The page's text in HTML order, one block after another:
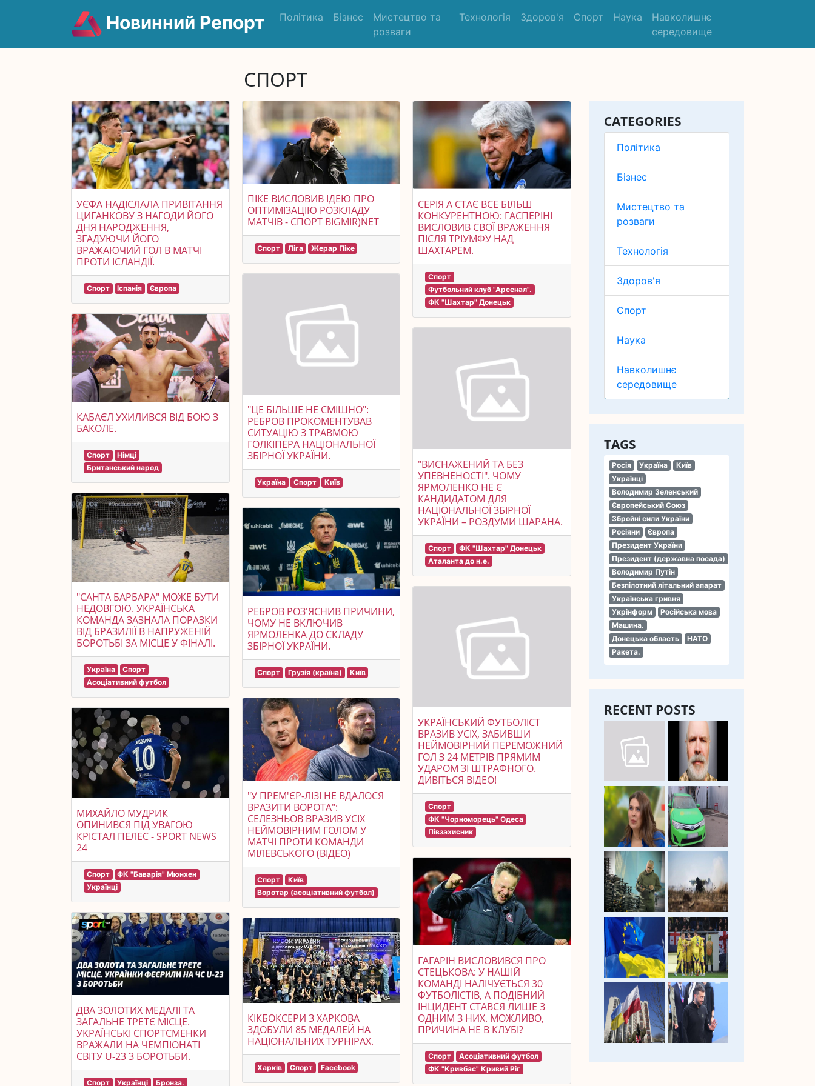
Новинний Репорт Політика Бізнес
Мистецтво та
розваги
Технологія Здоров'я Спорт Наука
Навколишнє
середовище
СПОРТ
CATEGORIES
Політика
Бізнес
Мистецтво та
розваги
Технологія
Здоров'я
Спорт
Наука
Навколишнє
середовище
TAGS
Росія Україна
Київ
Українці
Володимир Зеленський
Європейський Союз
Збройні сили України
Росіяни
Європа
Президент України
Президент (державна посада)
Володимир Путін
Безпілотний літальний апарат
Українська гривня
Укрінформ
Російська мова
Машина.
Донецька область
НАТО
Ракета.
RECENT POSTS
УЄФА НАДІСЛАЛА ПРИВІТАННЯ
ЦИГАНКОВУ З НАГОДИ ЙОГО
ДНЯ НАРОДЖЕННЯ,
ЗГАДУЮЧИ ЙОГО
ВРАЖАЮЧИЙ ГОЛ В МАТЧІ
ПРОТИ ІСЛАНДІЇ.
Спорт Іспанія Європа
КАБАЄЛ УХИЛИВСЯ ВІД БОЮ З
БАКОЛЕ.
Спорт
Німці
Британський народ
"САНТА БАРБАРА" МОЖЕ БУТИ
НЕДОВГОЮ. УКРАЇНСЬКА
КОМАНДА ЗАЗНАЛА ПОРАЗКИ
ВІД БРАЗИЛІЇ В НАПРУЖЕНІЙ
БОРОТЬБІ ЗА МІСЦЕ У ФІНАЛІ.
Україна
Спорт
Асоціативний футбол
МИХАЙЛО МУДРИК
ОПИНИВСЯ ПІД УВАГОЮ
КРІСТАЛ ПЕЛЕС - SPORT NEWS
24
Спорт
ФК "Баварія" Мюнхен
Українці
ДВА ЗОЛОТИХ МЕДАЛІ ТА
ЗАГАЛЬНЕ ТРЕТЄ МІСЦЕ.
УКРАЇНСЬКІ СПОРТСМЕНКИ
ВРАЖАЛИ НА ЧЕМПІОНАТІ
СВІТУ U-23 З БОРОТЬБИ.
Спорт Українці Бронза.
ПІКЕ ВИСЛОВИВ ІДЕЮ ПРО
ОПТИМІЗАЦІЮ РОЗКЛАДУ
МАТЧІВ - СПОРТ BIGMIR)NET
Спорт Ліга Жерар Піке
"ЦЕ БІЛЬШЕ НЕ СМІШНО":
РЕБРОВ ПРОКОМЕНТУВАВ
СИТУАЦІЮ З ТРАВМОЮ
ГОЛКІПЕРА НАЦІОНАЛЬНОЇ
ЗБІРНОЇ УКРАЇНИ.
Україна Спорт Київ
РЕБРОВ РОЗ'ЯСНИВ ПРИЧИНИ,
ЧОМУ НЕ ВКЛЮЧИВ
ЯРМОЛЕНКА ДО СКЛАДУ
ЗБІРНОЇ УКРАЇНИ.
Спорт Грузія (країна) Київ
"У ПРЕМ'ЄР-ЛІЗІ НЕ ВДАЛОСЯ
ВРАЗИТИ ВОРОТА":
СЕЛЕЗНЬОВ ВРАЗИВ УСІХ
НЕЙМОВІРНИМ ГОЛОМ У
МАТЧІ ПРОТИ КОМАНДИ
МІЛЕВСЬКОГО (ВІДЕО)
Спорт
Київ
Воротар (асоціативний футбол)
КІКБОКСЕРИ З ХАРКОВА
ЗДОБУЛИ 85 МЕДАЛЕЙ НА
НАЦІОНАЛЬНИХ ТУРНІРАХ.
Харків Спорт Facebook
СЕРІЯ А СТАЄ ВСЕ БІЛЬШ
КОНКУРЕНТНОЮ: ГАСПЕРІНІ
ВИСЛОВИВ СВОЇ ВРАЖЕННЯ
ПІСЛЯ ТРІУМФУ НАД
ШАХТАРЕМ.
Спорт
Футбольний клуб "Арсенал".
ФК "Шахтар" Донецьк
"ВИСНАЖЕНИЙ ТА БЕЗ
УПЕВНЕНОСТІ". ЧОМУ
ЯРМОЛЕНКО НЕ Є
КАНДИДАТОМ ДЛЯ
НАЦІОНАЛЬНОЇ ЗБІРНОЇ
УКРАЇНИ – РОЗДУМИ ШАРАНА.
Спорт
ФК "Шахтар" Донецьк
Аталанта до н.е.
УКРАЇНСЬКИЙ ФУТБОЛІСТ
ВРАЗИВ УСІХ, ЗАБИВШИ
НЕЙМОВІРНИЙ ПЕРЕМОЖНИЙ
ГОЛ З 24 МЕТРІВ ПРЯМИМ
УДАРОМ ЗІ ШТРАФНОГО.
ДИВІТЬСЯ ВІДЕО!
Спорт
ФК "Чорноморець" Одеса
Півзахисник
ГАГАРІН ВИСЛОВИВСЯ ПРО
СТЕЦЬКОВА: У НАШІЙ
КОМАНДІ НАЛІЧУЄТЬСЯ 30
ФУТБОЛІСТІВ, А ПОДІБНИЙ
ІНЦИДЕНТ СТАВСЯ ЛИШЕ З
ОДНИМ З НИХ. МОЖЛИВО,
ПРИЧИНА НЕ В КЛУБІ?
Спорт
Асоціативний футбол
ФК "Кривбас" Кривий Ріг